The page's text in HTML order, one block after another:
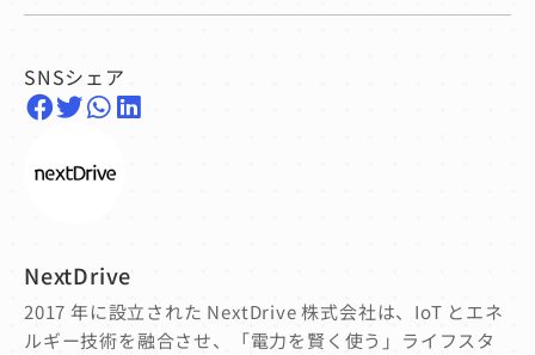
SNSシェア
NextDrive
2017 年に設立された NextDrive 株式会社は、IoT とエネ
ルギー技術を融合させ、「電力を賢く使う」ライフスタ